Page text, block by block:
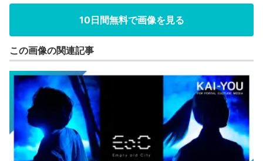
10日間無料で画像を見る
この画像の関連記事